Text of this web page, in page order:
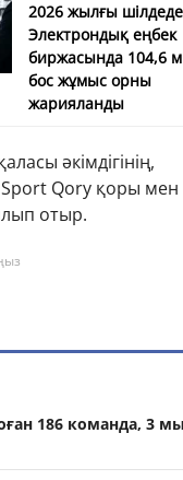
2026 жылғы шілдеде
Электрондық еңбек
биржасында 104,6
бос жұмыс орны
жарияланды
әкімдігінің,
Sport Qory қоры мен
отыр.
186 команда, 3